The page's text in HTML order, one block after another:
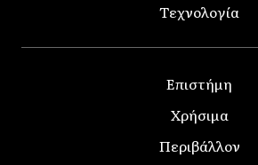
Τεχνολογία
Επιστήμη
Χρήσιμα
Περιβάλλον